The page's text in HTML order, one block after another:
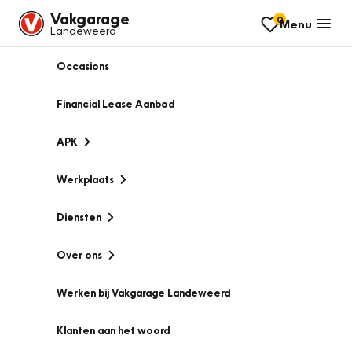
Vakgarage
Landeweerd
0Menu
Occasions
Financial Lease Aanbod
APK
Werkplaats
Diensten
Over ons
Werken bij Vakgarage Landeweerd
Klanten aan het woord